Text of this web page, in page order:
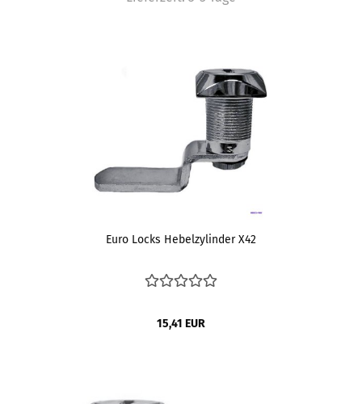
Euro Locks Hebelzylinder X42
15,41 EUR